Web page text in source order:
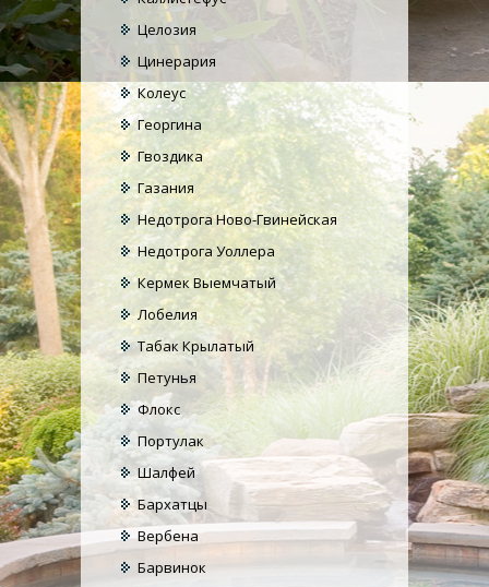
Целозия
Цинерария
Колеус
Георгина
Гвоздика
Газания
Недотрога Ново-Гвинейская
Недотрога Уоллера
Кермек Выемчатый
Лобелия
Табак Крылатый
Петунья
Флокс
Портулак
Шалфей
Бархатцы
Вербена
Барвинок